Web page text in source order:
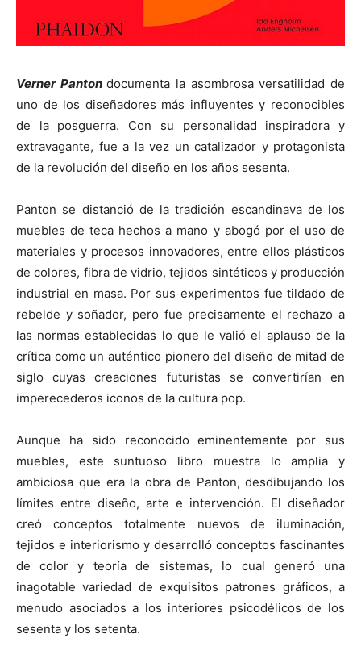
Verner Pantondocumenta la asombrosa versatilidad de
uno de los diseñadores más influyentes y reconocibles
de la posguerra. Con su personalidad inspiradora y
extravagante, fue a la vez un catalizador y protagonista
de la revolución del diseño en los años sesenta.
Panton se distanció de la tradición escandinava de los
muebles de teca hechos a mano y abogó por el uso de
materiales y procesos innovadores, entre ellos plásticos
de colores, fibra de vidrio, tejidos sintéticos y producción
industrial en masa. Por sus experimentos fue tildado de
rebelde y soñador, pero fue precisamente el rechazo a
las normas establecidas lo que le valió el aplauso de la
crítica como un auténtico pionero del diseño de mitad de
siglo cuyas creaciones futuristas se convertirían en
imperecederos iconos de la cultura pop.
Aunque ha sido reconocido eminentemente por sus
muebles, este suntuoso libro muestra lo amplia y
ambiciosa que era la obra de Panton, desdibujando los
límites entre diseño, arte e intervención. El diseñador
creó conceptos totalmente nuevos de iluminación,
tejidos e interiorismo y desarrolló conceptos fascinantes
de color y teoría de sistemas, lo cual generó una
inagotable variedad de exquisitos patrones gráficos, a
menudo asociados a los interiores psicodélicos de los
sesenta y los setenta.